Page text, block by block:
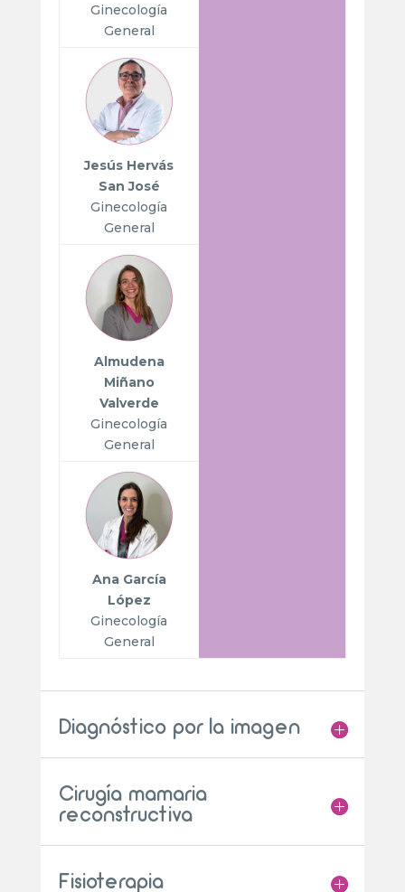
Ginecología
General
Jesús Hervás
San José
Ginecología
General
Almudena
Miñano
Valverde
Ginecología
General
Ana García
López
Ginecología
General
Diagnóstico por la imagen
Cirugía mamaria
reconstructiva
Fisioterapia